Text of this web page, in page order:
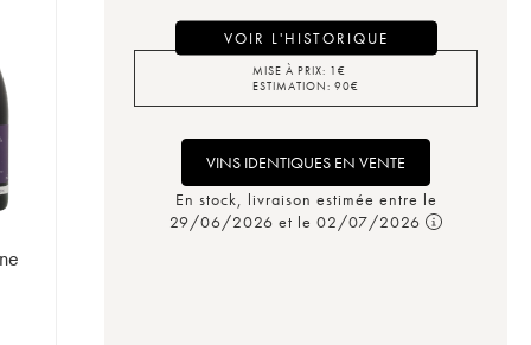
VOIR L'HISTORIQUE
MISE À PRIX: 1 €
ESTIMATION: 90€
VINS IDENTIQUES EN VENTE
En stock, livraison estimée entre le
29/06/2026 et le 02/07/2026